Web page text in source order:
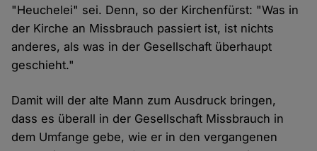
"Heuchelei" sei. Denn, so der Kirchenfürst: "Was in
der Kirche an Missbrauch passiert ist, ist nichts
anderes, als was in der Gesellschaft überhaupt
geschieht."
Damit will der alte Mann zum Ausdruck bringen,
dass es überall in der Gesellschaft Missbrauch in
dem Umfange gebe, wie er in den vergangenen